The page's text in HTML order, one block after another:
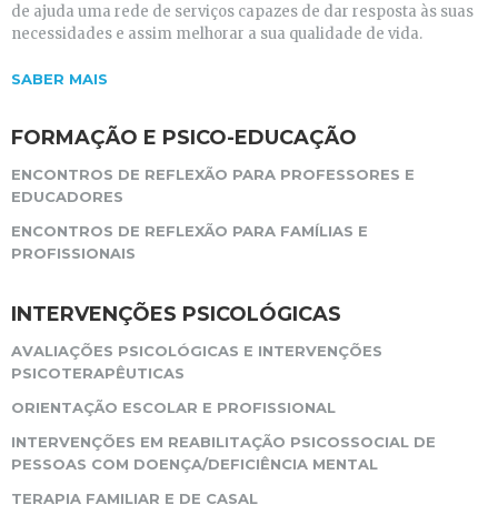
de ajuda uma rede de serviços capazes de dar resposta às suas
necessidades e assim melhorar a sua qualidade de vida.
SABER MAIS
FORMAÇÃO E PSICO-EDUCAÇÃO
ENCONTROS DE REFLEXÃO PARA PROFESSORES E
EDUCADORES
ENCONTROS DE REFLEXÃO PARA FAMÍLIAS E
PROFISSIONAIS
INTERVENÇÕES PSICOLÓGICAS
AVALIAÇÕES PSICOLÓGICAS E INTERVENÇÕES
PSICOTERAPÊUTICAS
ORIENTAÇÃO ESCOLAR E PROFISSIONAL
INTERVENÇÕES EM REABILITAÇÃO PSICOSSOCIAL DE
PESSOAS COM DOENÇA/DEFICIÊNCIA MENTAL
TERAPIA FAMILIAR E DE CASAL